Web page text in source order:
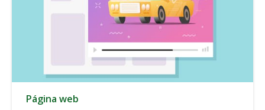
Página web